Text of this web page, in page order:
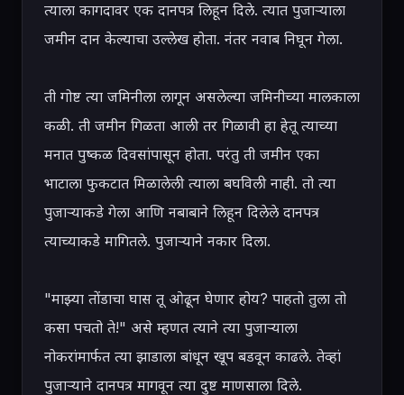
त्याला कागदावर एक दानपत्र लिहून दिले. त्यात पुजाऱ्याला
जमीन दान केल्याचा उल्लेख होता. नंतर नवाब निघून गेला.
ती गोष्ट त्या जमिनीला लागून असलेल्या जमिनीच्या मालकाला
कळी. ती जमीन गिळता आली तर गिळावी हा हेतू त्याच्या
मनात पुष्कळ दिवसांपासून होता. परंतु ती जमीन एका
भाटाला फुकटात मिळालेली त्याला बघविली नाही. तो त्या
पुजाऱ्याकडे गेला आणि नबाबाने लिहून दिलेले दानपत्र
त्याच्याकडे मागितले. पुजाऱ्याने नकार दिला.
"माझ्या तोंडाचा घास तू ओढून घेणार होय? पाहतो तुला तो
कसा पचतो ते!" असे म्हणत त्याने त्या पुजाऱ्याला
नोकरांमार्फत त्या झाडाला बांधून खूप बडवून काढले. तेव्हां
पुजाऱ्याने दानपत्र मागवून त्या दुष्ट माणसाला दिले.